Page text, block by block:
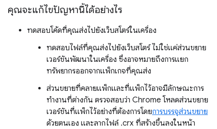
คุณจะแก้ไขปัญหานี้ได้อย่างไร
ทดสอบโค้ดที่คุณส่งไปยังเว็บสโตร์ในเครื่อง
ทดสอบไฟล์ที่คุณส่งไปยังเว็บสโตร์ ไม่ใช่แค่ส่วนขยาย
เวอร์ชันพัฒนาในเครื่อง ซึ่งอาจหมายถึงการแยก
ทรัพยากรออกจากแพ็กเกจที่คุณส่ง
ส่วนขยายที่คลายแพ็กและที่แพ็กไว้อาจมีลักษณะการ
ทำงานที่ต่างกัน ตรวจสอบว่า Chrome โหลดส่วนขยาย
เวอร์ชันที่แพ็กไว้อย่างที่ต้องการโดยการบรรจุส่วนขยาย
ด้วยตนเอง และลากไฟล์ .crx ที่สร้างขึ้นลงในหน้า